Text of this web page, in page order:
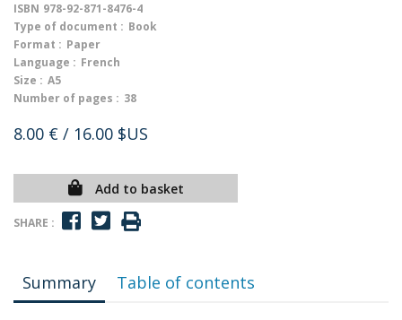
ISBN 978-92-871-8476-4
Type of document : Book
Format : Paper
Language : French
Size : A5
Number of pages : 38
8.00 € / 16.00 $US
Add to basket
SHARE :
Summary Table of contents